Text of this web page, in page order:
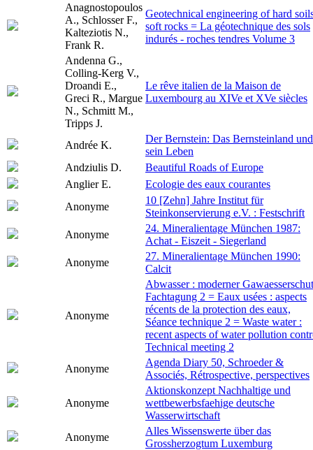
Anagnostopoulos
A., Schlosser F.,
Kalteziotis N.,
Frank R.
Geotechnical engineering of hard
soft rocks = La géotechnique des sols
indurés - roches tendres Volume 3
Andenna G.,
Colling-Kerg V.,
Droandi E.,
Greci R., Margue
N., Schmitt M.,
Tripps J.
Le rêve italien de la Maison de
Luxembourg au XIVe et XVe siècles
Andrée K.
Der Bernstein: Das Bernsteinland und
sein Leben
Andziulis D.
Beautiful Roads of Europe
Anglier E.
Ecologie des eaux courantes
Anonyme
10 [Zehn] Jahre Institut für
Steinkonservierung e.V. : Festschrift
Anonyme
24. Mineralientage München 1987:
Achat - Eiszeit - Siegerland
Anonyme
27. Mineralientage München 1990:
Calcit
Anonyme
Abwasser : moderner
Fachtagung 2 = Eaux usées : aspects
récents de la protection des eaux,
Séance technique 2 = Waste water :
recent aspects of water pollution
Technical meeting 2
Anonyme
Agenda Diary 50, Schroeder &
Associés, Rétrospective, perspectives
Anonyme
Aktionskonzept Nachhaltige und
wettbewerbsfaehige deutsche
Wasserwirtschaft
Anonyme
Alles Wissenswerte über das
Grossherzogtum Luxemburg